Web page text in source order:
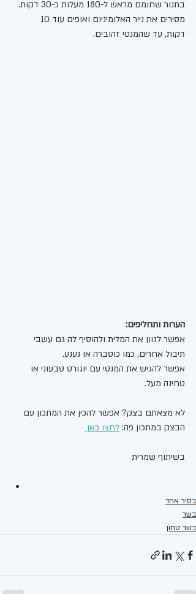
בתנור שחומם מראש ל-180 מעלות כ-30 דקות.
דקות, עד שהמנטי זהובים.
הערות ותחליפים:
אפשר לגוון את המלית ולהוסיף לה גם עשבי
תיבול אחרים, כמו כוסברה או נענע.
אפשר להגיש את המנטי עם יוגורט טבעוני או
טחינה מעל.
לא מצאתם בצק? אפשר להכין את המתכון עם
הבצק במתכון פה: לחצו כאן
בשיתוף שמרית
בסיר אחד
בשר
בשר טחון